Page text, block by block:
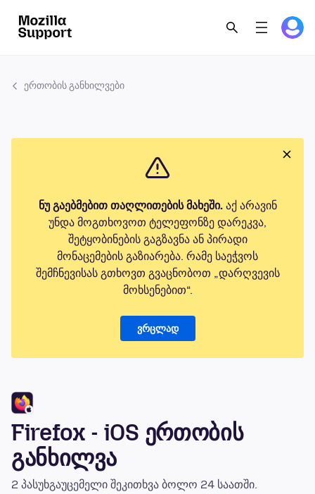
ერთობის განხილვები
ნუ გაებმებით თაღლითების მახეში.აქ არავინ
უნდა მოგთხოვოთ ტელეფონზე დარეკვა,
შეტყობინების გაგზავნა ან პირადი
მონაცემების გაზიარება. რამე საეჭვოს
შემჩნევისას გთხოვთ გვაცნობოთ „დარღვევის
მოხსენებით“.
ვრცლად
Firefox - iOS ერთობის
განხილვა
2 პასუხგაუცემელი შეკითხვა ბოლო 24 საათში.